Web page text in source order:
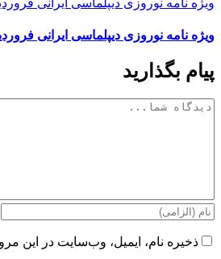
ویژه نامه نوروزی دیپلماسی ایرانی فروردین
پیام بگذارید
دیدگاه
ذخیره نام، ایمیل، وب‌سایت در این